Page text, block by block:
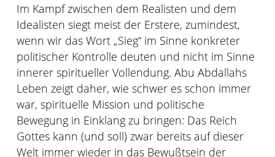
Im Kampf zwischen dem Realisten und dem
Idealisten siegt meist der Erstere, zumindest,
wenn wir das Wort „Sieg“ im Sinne konkreter
politischer Kontrolle deuten und nicht im Sinne
innerer spiritueller Vollendung. Abu Abdallahs
Leben zeigt daher, wie schwer es schon immer
war, spirituelle Mission und politische
Bewegung in Einklang zu bringen: Das Reich
Gottes kann (und soll) zwar bereits auf dieser
Welt immer wieder in das Bewußtsein der